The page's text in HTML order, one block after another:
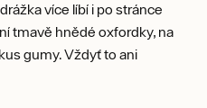
více líbí i po stránce
tmavě hnědé oxfordky, na
gumy. Vždyť to ani